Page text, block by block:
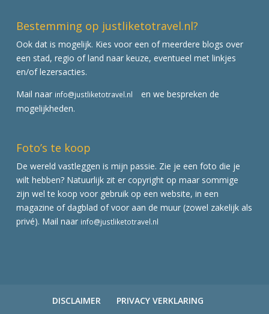
Bestemming op justliketotravel.nl?
Ook dat is mogelijk. Kies voor een of meerdere blogs over
een stad, regio of land naar keuze, eventueel met linkjes
en/of lezersacties.
Mail naar info@justliketotravel.nl
en we bespreken de
mogelijkheden.
Foto’s te koop
De wereld vastleggen is mijn passie. Zie je een foto die je
wilt hebben? Natuurlijk zit er copyright op maar sommige
zijn wel te koop voor gebruik op een website, in een
magazine of dagblad of voor aan de muur (zowel zakelijk als
privé). Mail naar info@justliketotravel.nl
DISCLAIMER PRIVACY VERKLARING